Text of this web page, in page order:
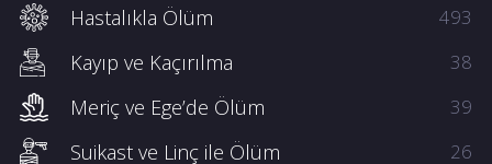
Hastalıkla Ölüm 493
Kayıp ve Kaçırılma 38
Meriç ve Ege’de Ölüm 39
Suikast ve Linç ile Ölüm 26